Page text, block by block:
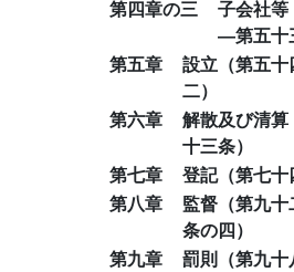
第四章の三
子会社
―第五十
第五章
設立（第五
二）
第六章
解散及び清
十三条）
第七章
登記（第七
第八章
監督（第九
条の四）
第九章
罰則（第九